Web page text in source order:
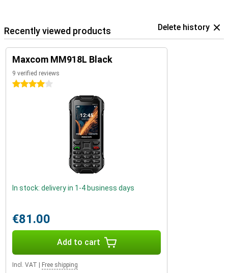
Recently viewed products Delete history
Maxcom MM918L Black
9 verified reviews
4 stars
In stock: delivery in 1-4 business days
€81.00
Add to cart
Incl. VAT Free shipping